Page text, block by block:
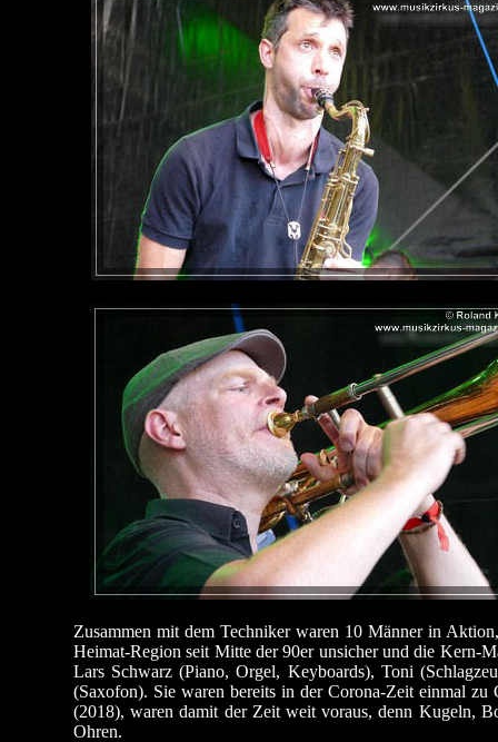
Zusammen mit dem Techniker waren 10 Männer in
Heimat-Region seit Mitte der 90er unsicher und die Kern-
Lars Schwarz (Piano, Orgel, Keyboards), Toni
(Saxofon). Sie waren bereits in der Corona-Zeit einmal
(2018), waren damit der Zeit weit voraus, denn Kugeln,
Ohren.